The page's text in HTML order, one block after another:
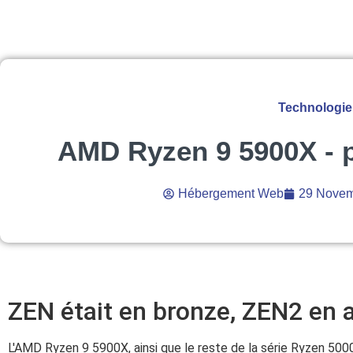
Technologie
AMD Ryzen 9 5900X -
Hébergement Web 29
ZEN était en bronze, ZEN2 en
L'AMD Ryzen 9 5900X, ainsi que le reste de la série Ryzen